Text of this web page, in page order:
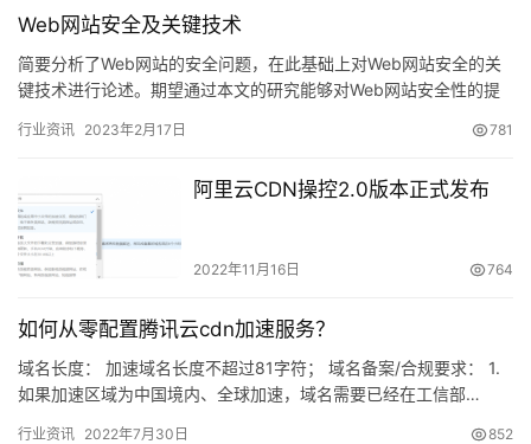
Web网站安全及关键技术
简要分析了Web网站的安全问题，在此基础上对Web网站安全的关
键技术进行论述。期望通过本文的研究能够对Web网站安全性的提
行业资讯 2023年2月17日 781
阿里云CDN操控2.0版本正式发布
2022年11月16日 764
如何从零配置腾讯云cdn加速服务？
域名长度： 加速域名长度不超过81字符； 域名备案/合规要求： 1.
如果加速区域为中国境内、全球加速，域名需要已经在工信部…
行业资讯 2022年7月30日 852